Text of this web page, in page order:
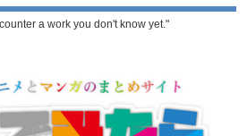
a work you don't know yet."